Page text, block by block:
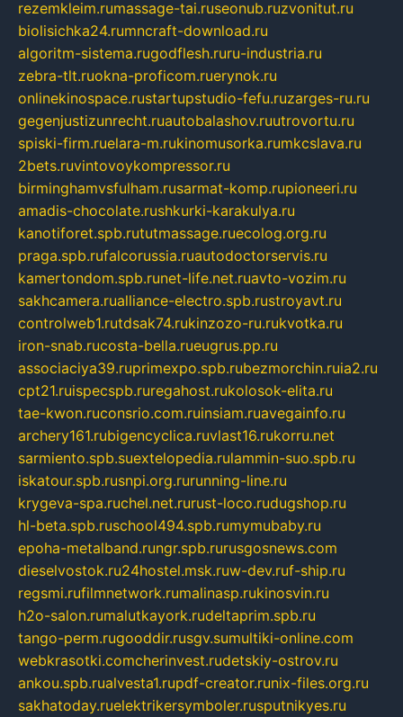
rezemkleim.rumassage-tai.ruseonub.ruzvonitut.ru
biolisichka24.rumncraft-download.ru
algoritm-sistema.rugodflesh.ruru-industria.ru
zebra-tlt.ruokna-proficom.ruerynok.ru
onlinekinospace.rustartupstudio-fefu.ruzarges-ru.ru
gegenjustizunrecht.ruautobalashov.ruutrovortu.ru
spiski-firm.ruelara-m.rukinomusorka.rumkcslava.ru
2bets.ruvintovoykompressor.ru
birminghamvsfulham.rusarmat-komp.rupioneeri.ru
amadis-chocolate.rushkurki-karakulya.ru
kanotiforet.spb.rututmassage.ruecolog.org.ru
praga.spb.rufalcorussia.ruautodoctorservis.ru
kamertondom.spb.runet-life.net.ruavto-vozim.ru
sakhcamera.rualliance-electro.spb.rustroyavt.ru
controlweb1.rutdsak74.rukinzozo-ru.rukvotka.ru
iron-snab.rucosta-bella.rueugrus.pp.ru
associaciya39.ruprimexpo.spb.rubezmorchin.ruia2.ru
cpt21.ruispecspb.ruregahost.rukolosok-elita.ru
tae-kwon.ruconsrio.com.ruinsiam.ruavegainfo.ru
archery161.rubigencyclica.ruvlast16.rukorru.net
sarmiento.spb.suextelopedia.rulammin-suo.spb.ru
iskatour.spb.rusnpi.org.rurunning-line.ru
krygeva-spa.ruchel.net.rurust-loco.rudugshop.ru
hl-beta.spb.ruschool494.spb.rumymubaby.ru
epoha-metalband.rungr.spb.rurusgosnews.com
dieselvostok.ru24hostel.msk.ruw-dev.ruf-ship.ru
regsmi.rufilmnetwork.rumalinasp.rukinosvin.ru
h2o-salon.rumalutkayork.rudeltaprim.spb.ru
tango-perm.rugooddir.rusgv.sumultiki-online.com
webkrasotki.comcherinvest.rudetskiy-ostrov.ru
ankou.spb.rualvesta1.rupdf-creator.runix-files.org.ru
sakhatoday.ruelektrikersymboler.rusputnikyes.ru